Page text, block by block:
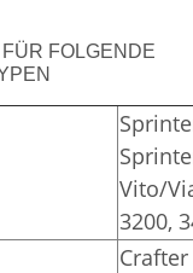
FOLGENDE
Vito/
3200,
Crafter